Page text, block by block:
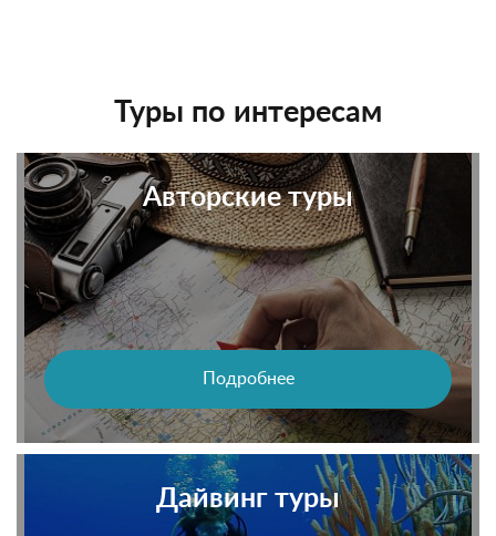
Туры по интересам
Авторские туры
Подробнее
Дайвинг туры